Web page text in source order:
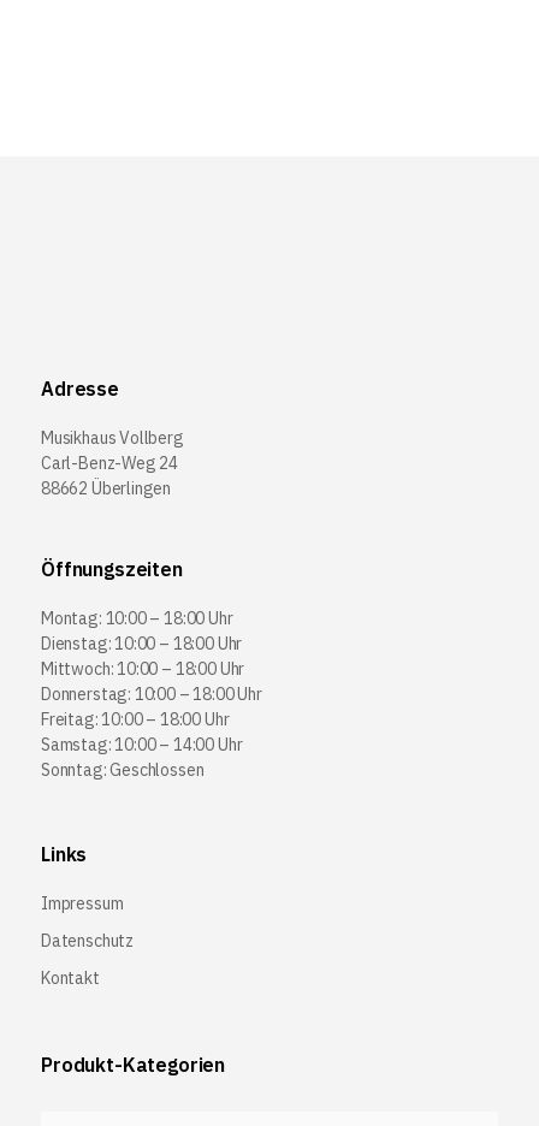
Adresse
Musikhaus Vollberg
Carl-Benz-Weg 24
88662 Überlingen
Öffnungszeiten
Montag: 10:00 – 18:00 Uhr
Dienstag: 10:00 – 18:00 Uhr
Mittwoch: 10:00 – 18:00 Uhr
Donnerstag: 10:00 – 18:00 Uhr
Freitag: 10:00 – 18:00 Uhr
Samstag: 10:00 – 14:00 Uhr
Sonntag: Geschlossen
Links
Impressum
Datenschutz
Kontakt
Produkt-Kategorien